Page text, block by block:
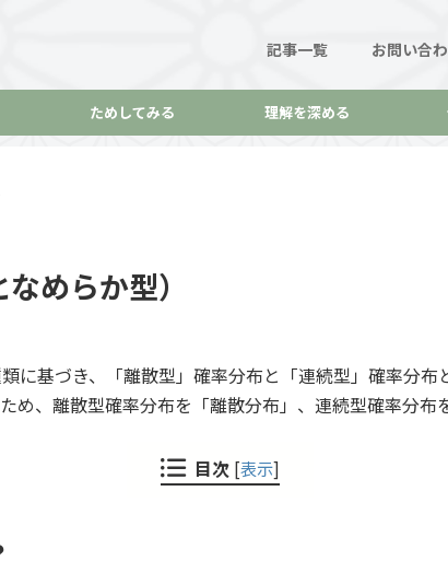
記事一覧 お問い合
ためしてみる 理解を深める
めらか型）
に基づき、「離散型」確率分布と「連続型」確率分
め、離散型確率分布を「離散分布」、連続型確率分布
目次 [表示]